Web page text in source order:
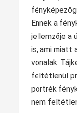
Ennek a
jellemzője a
is, ami miatt
vonalak.
feltétlenül
portrék
nem